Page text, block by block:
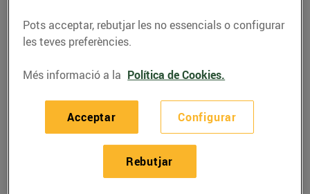
col·laboracióentre Grup Bon Preu i la
Fundació Antiga Caixa Sabadell 1859.
l’e-nforma, jornades sobre salut,
Les jornades es realitzaran entre els dies
24 i 26 de maig als equipaments que la
a Sabadell.
Pots acceptar, rebutjar les no essencials o configurar
les teves preferències.
Més informació a la Política de Cookies.
Configurar
Rebutjar
Acceptar